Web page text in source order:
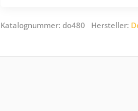
Katalognummer: do480 Hersteller: